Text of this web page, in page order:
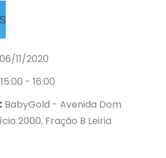
06/11/2020
15:00 - 16:00
BabyGold - Avenida Dom
2000, Fração B Leiria